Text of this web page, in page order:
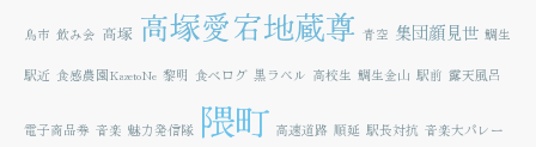
鳥市 飲み会 高塚 高塚愛宕地蔵尊 青空 集団顔見世 鯛生
駅近 食感農園KazetoNe 黎明 食べログ 黒ラベル 高校生 鯛生金山 駅前 露天風呂
電子商品券 音楽 魅力発信隊 隈町 高速道路 順延 駅長対抗 音楽大パレー